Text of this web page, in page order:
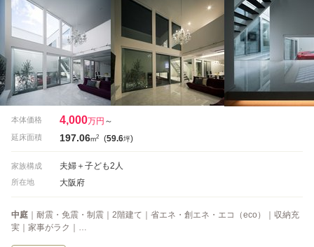
本体価格 4,000万円 ～
延床面積 197.06m2 (59.6坪)
家族構成 夫婦＋子ども2人
所在地 大阪府
中庭 ｜耐震・免震・制震｜2階建て｜省エネ・創エネ・エコ（eco）｜収納充
実｜家事がラク｜…